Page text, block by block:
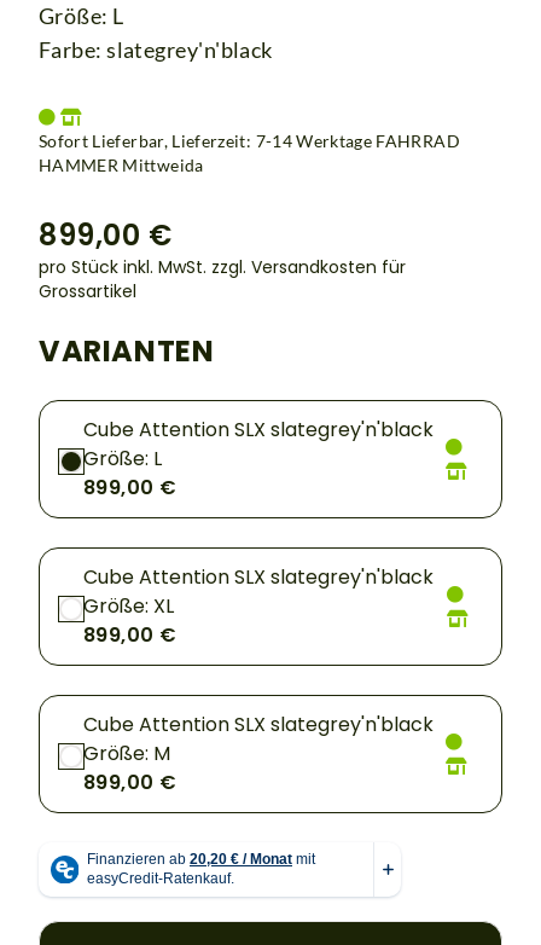
Größe: L
Farbe: slategrey'n'black
Sofort Lieferbar, Lieferzeit: 7-14 Werktage FAHRRAD
HAMMER Mittweida
899,00 €
pro Stück inkl. MwSt. zzgl. Versandkosten für
Grossartikel
VARIANTEN
Cube Attention SLX slategrey'n'black
Größe: L
899,00 €
Cube Attention SLX slategrey'n'black
Größe: XL
899,00 €
Cube Attention SLX slategrey'n'black
Größe: M
899,00 €